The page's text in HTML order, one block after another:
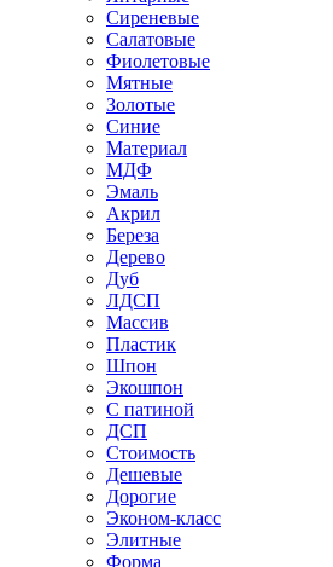
Сиреневые
Салатовые
Фиолетовые
Мятные
Золотые
Синие
Материал
МДФ
Эмаль
Акрил
Береза
Дерево
Дуб
ЛДСП
Массив
Пластик
Шпон
Экошпон
С патиной
ДСП
Стоимость
Дешевые
Дорогие
Эконом-класс
Элитные
Форма